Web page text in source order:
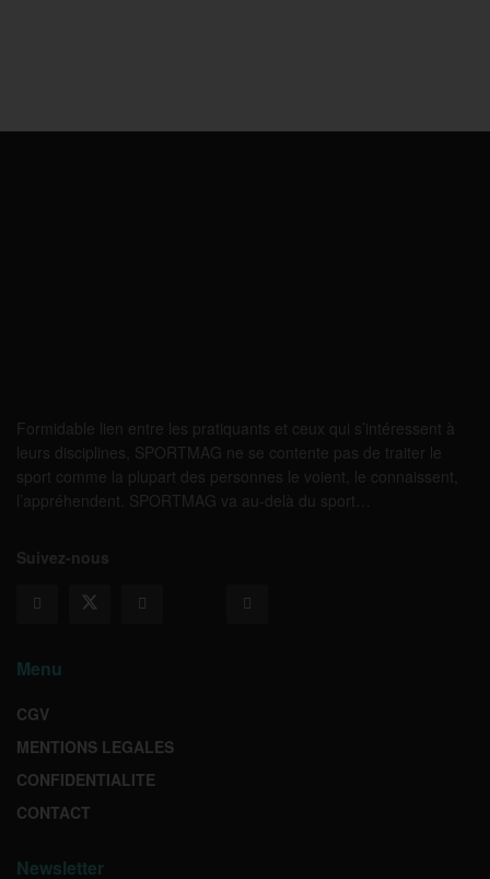
Formidable lien entre les pratiquants et ceux qui s’intéressent à
leurs disciplines, SPORTMAG ne se contente pas de traiter le
sport comme la plupart des personnes le voient, le connaissent,
l’appréhendent. SPORTMAG va au-delà du sport…
Suivez-nous
Menu
CGV
MENTIONS LEGALES
CONFIDENTIALITE
CONTACT
Newsletter